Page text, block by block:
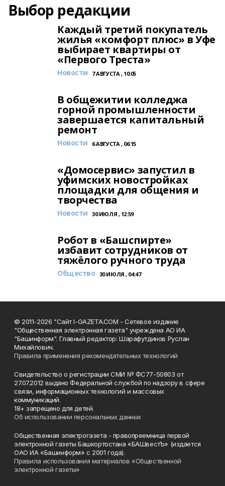
Выбор редакции
Каждый третий покупатель
жилья «комфорт плюс» в Уфе
выбирает квартиры от
«Первого Треста»
Новости 7 АВГУСТА , 10:05
В общежитии колледжа
горной промышленности
завершается капитальный
ремонт
Новости 6 АВГУСТА , 06:15
«Домосервис» запустил в
уфимских новостройках
площадки для общения и
творчества
Новости 30 ИЮЛЯ , 12:59
Робот в «Башспирте»
избавит сотрудников от
тяжёлого ручного труда
Общество 30 ИЮЛЯ , 04:47
© 2011-2026 "Сайт I-GAZETA.COM - Сетевое издание
"Общественная электронная газета" учреждена АО ИА
"Башинформ". Главный редактор: Шарафутдинов Руслан
Михайлович.
Правила применения рекомендательных технологий
Свидетельство о регистрации СМИ № ФС77-50803 от
27.07.2012 выдано Федеральной службой по надзору в сфере
связи, информационных технологий и массовых
коммуникаций.
18+ запрещено для детей.
Об использовании персональных данных
Общественная электрогазета - правопреемница первой
электронной газеты Башкортостана «БАШвестЪ» (издается
ОАО ИА «Башинформ» с 2001 года).
Правила использования материалов «Общественной
электронной газеты»